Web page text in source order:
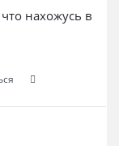
нахожусь в